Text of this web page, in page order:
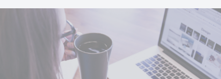
The video could not be loaded, either because the server or network failed
or because the format is not supported.